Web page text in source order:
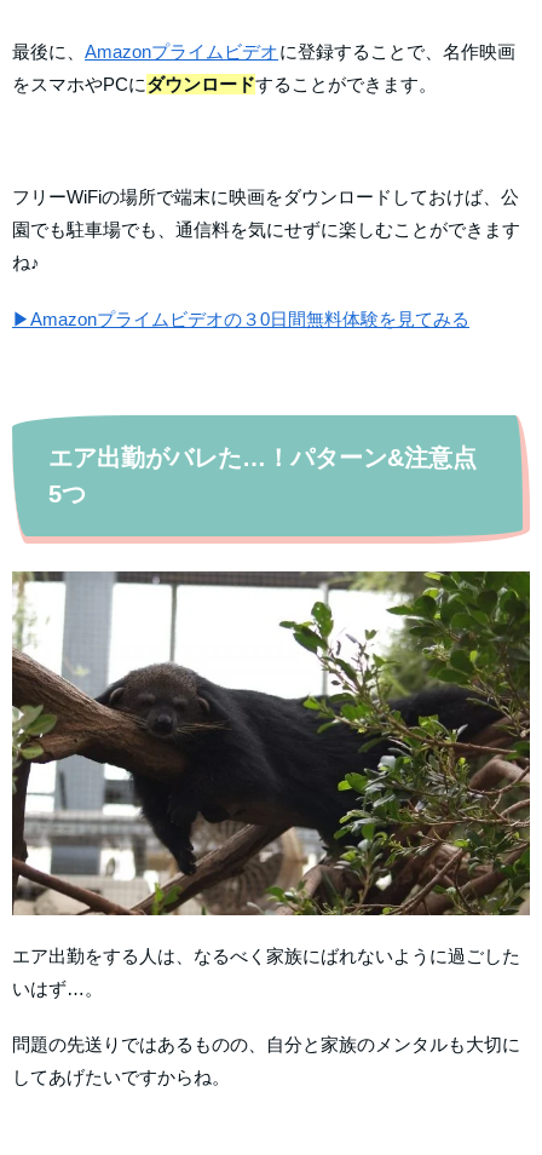
最後に、 Amazonプライムビデオに登録することで、名作映画
をスマホやPCにダウンロードすることができます。
フリーWiFiの場所で端末に映画をダウンロードしておけば、公
園でも駐車場でも、通信料を気にせずに楽しむことができます
ね♪
▶Amazonプライムビデオの３0日間無料体験を見てみる
エア出勤がバレた…！パターン&注意点
5つ
エア出勤をする人は、なるべく家族にばれないように過ごした
いはず…。
問題の先送りではあるものの、自分と家族のメンタルも大切に
してあげたいですからね。